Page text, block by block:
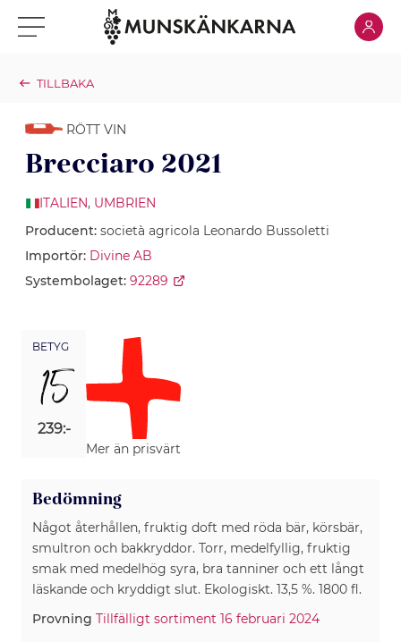
Klicka för meny Klicka
TILLBAKA
RÖTT VIN
Brecciaro 2021
ITALIEN, UMBRIEN
Producent: società agricola Leonardo Bussoletti
Importör: Divine AB
Systembolaget: 92289
BETYG
15
239:-
Mer än prisvärt
Bedömning
Något återhållen, fruktig doft med röda bär, körsbär,
smultron och bakkryddor. Torr, medelfyllig, fruktig
smak med medelhög syra, bra tanniner och ett långt
läskande och kryddigt slut. Ekologiskt. 13,5 %. 1800 fl.
Provning Tillfälligt sortiment 16 februari 2024